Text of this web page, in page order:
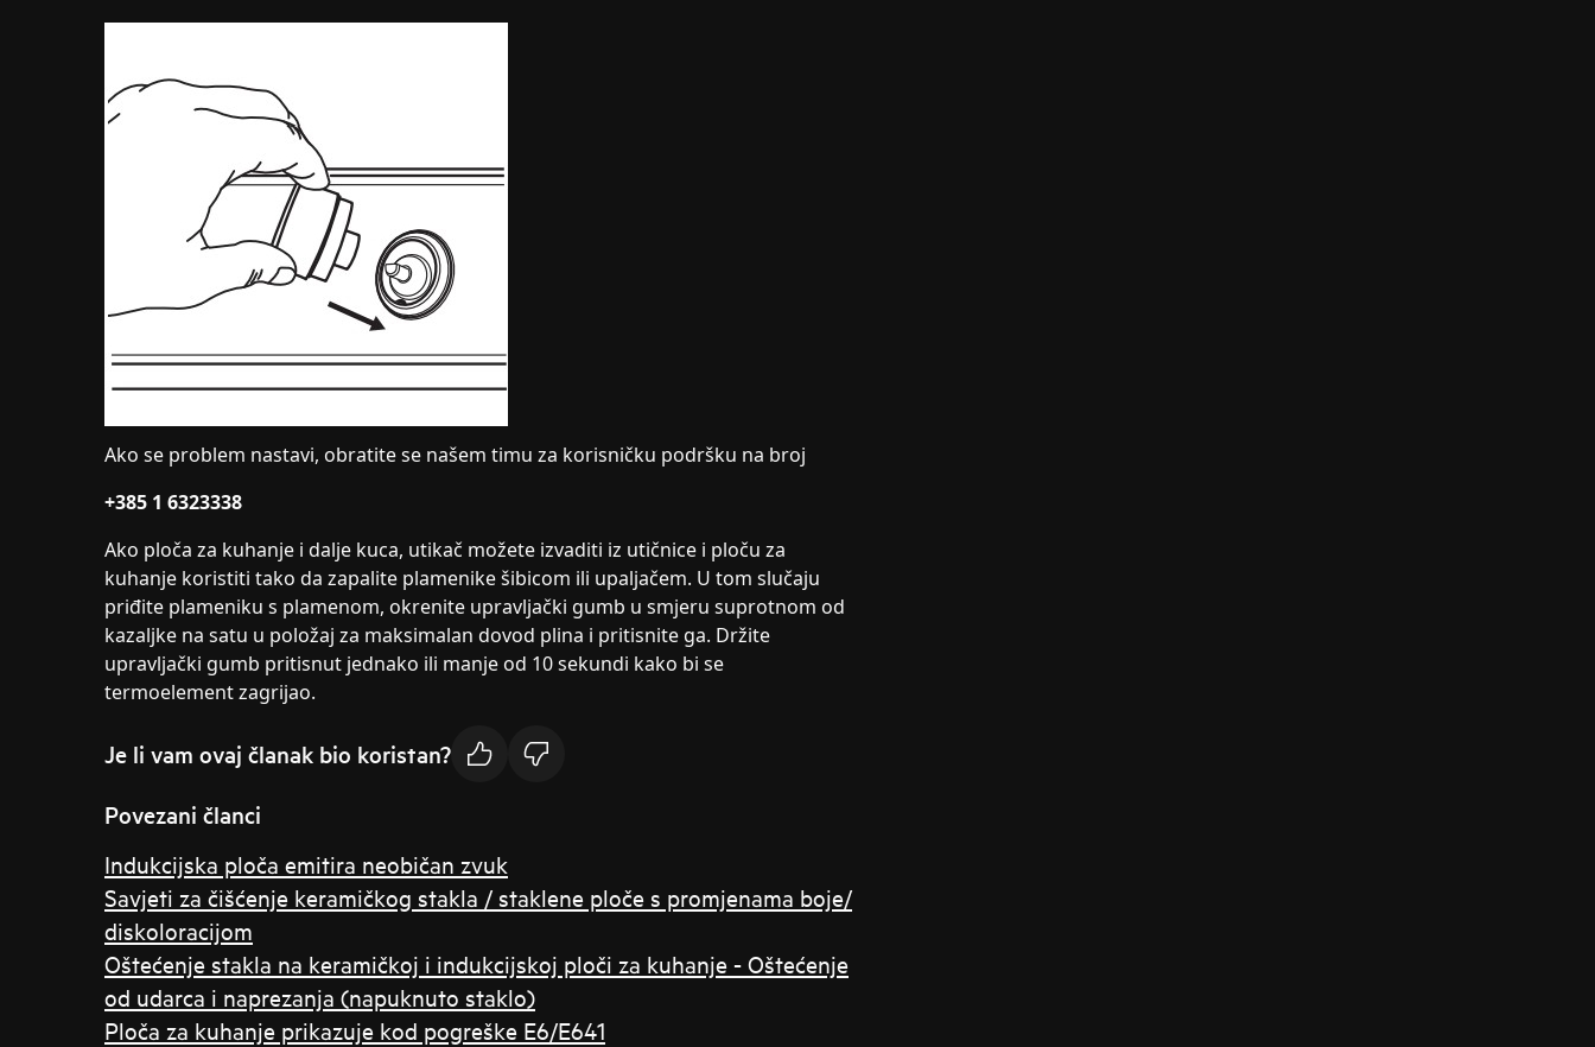
Ako se problem nastavi, obratite se našem timu za korisničku podršku na broj
+385 1 6323338
Ako ploča za kuhanje i dalje kuca, utikač možete izvaditi iz utičnice i ploču za
kuhanje koristiti tako da zapalite plamenike šibicom ili upaljačem. U tom slučaju
priđite plameniku s plamenom, okrenite upravljački gumb u smjeru suprotnom od
kazaljke na satu u položaj za maksimalan dovod plina i pritisnite ga. Držite
upravljački gumb pritisnut jednako ili manje od 10 sekundi kako bi se
termoelement zagrijao.
Je li vam ovaj članak bio koristan?
Povezani članci
Indukcijska ploča emitira neobičan zvuk
Savjeti za čišćenje keramičkog stakla / staklene ploče s promjenama boje/
diskoloracijom
Oštećenje stakla na keramičkoj i indukcijskoj ploči za kuhanje - Oštećenje
od udarca i naprezanja (napuknuto staklo)
Ploča za kuhanje prikazuje kod pogreške E6/E641